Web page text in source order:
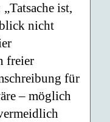
ist,
nicht
freier
für
– möglich